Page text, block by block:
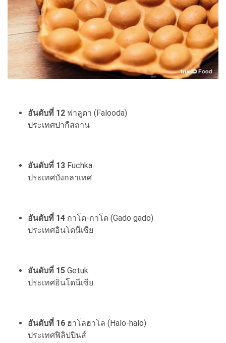
อันดับที่ 12 ฟาลูดา (Falooda)
ประเทศปากีสถาน
อันดับที่ 13 Fuchka
ประเทศบังกลาเทศ
อันดับที่ 14 กาโด-กาโด (Gado gado)
ประเทศอินโดนีเซีย
อันดับที่ 15 Getuk
ประเทศอินโดนีเซีย
อันดับที่ 16 ฮาโลฮาโล (Halo-halo)
ประเทศฟิลิปปินส์